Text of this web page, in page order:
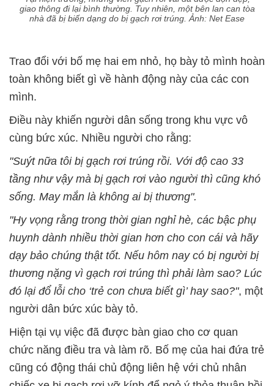
giao thông đi lại bình thường. Tuy nhiên, một bên lan can tòa
nhà đã bị biến dạng do bị gạch rơi trúng. Ảnh: Net Ease
Trao đổi với bố mẹ hai em nhỏ, họ bày tỏ mình hoàn
toàn không biết gì về hành động này của các con
mình.
Điều này khiến người dân sống trong khu vực vô
cùng bức xúc. Nhiều người cho rằng:
"Suýt nữa tôi bị gạch rơi trúng rồi. Với độ cao 33
tầng như vậy mà bị gạch rơi vào người thì cũng khó
sống. May mắn là không ai bị thương".
"Hy vọng rằng trong thời gian nghỉ hè, các bậc phụ
huynh dành nhiều thời gian hơn cho con cái và hãy
dạy bảo chúng thật tốt. Nếu hôm nay có bị người bị
thương nặng vì gạch rơi trúng thì phải làm sao? Lúc
đó lại đổ lỗi cho ‘trẻ con chưa biết gì’ hay sao?", một
người dân bức xúc bày tỏ.
Hiện tại vụ việc đã được bàn giao cho cơ quan
chức năng điều tra và làm rõ. Bố mẹ của hai đứa trẻ
cũng có động thái chủ động liên hệ với chủ nhân